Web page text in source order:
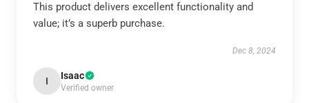
This product delivers excellent functionality and
value; it’s a superb purchase.
Dec 8, 2024
I Isaac
Verified owner